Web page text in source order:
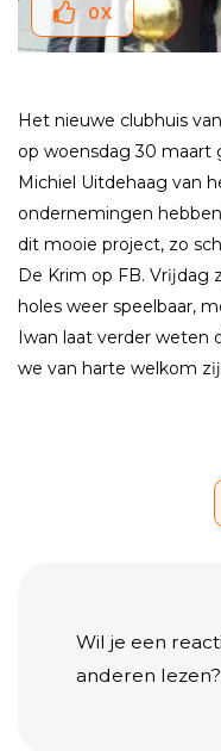
0X
Het nieuwe clubhuis
op woensdag 30
Michiel Uitdehaag van
ondernemingen
dit mooie project, zo
De Krim op FB. Vrĳdag
holes weer speelbaar,
Iwan laat verder weten
we van harte welkom
Wil je een
anderen lezen?